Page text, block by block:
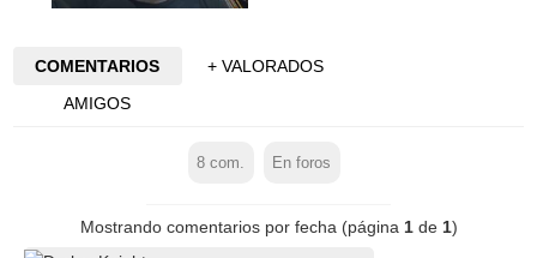
COMENTARIOS
+ VALORADOS
AMIGOS
8 com. En foros
Mostrando comentarios por fecha (página 1de 1)